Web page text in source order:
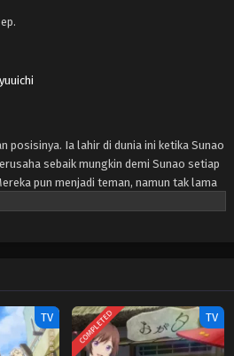
posisinya. Ia lahir di dunia ini ketika Sunao
sebaik mungkin demi Sunao setiap
pun menjadi teman, namun tak lama
yang menyadarinya. Ia memberi syarat,
TV COMPLETED TV